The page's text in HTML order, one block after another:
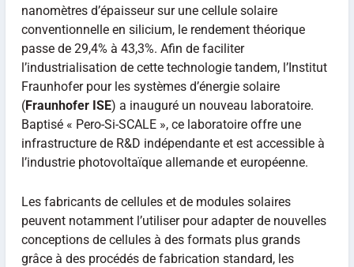
nanomètres d’épaisseur sur une cellule solaire
conventionnelle en silicium, le rendement théorique
passe de 29,4% à 43,3%. Afin de faciliter
l’industrialisation de cette technologie tandem, l’Institut
Fraunhofer pour les systèmes d’énergie solaire
(Fraunhofer ISE) a inauguré un nouveau laboratoire.
Baptisé « Pero-Si-SCALE », ce laboratoire offre une
infrastructure de R&D indépendante et est accessible à
l’industrie photovoltaïque allemande et européenne.
Les fabricants de cellules et de modules solaires
peuvent notamment l’utiliser pour adapter de nouvelles
conceptions de cellules à des formats plus grands
grâce à des procédés de fabrication standard, les